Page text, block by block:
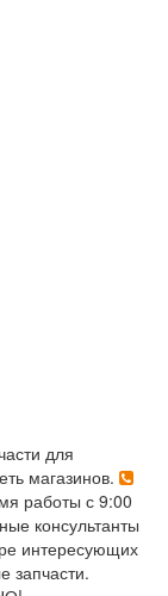
для
магазинов.
работы с 9:00
консультанты
интересующих
запчасти.